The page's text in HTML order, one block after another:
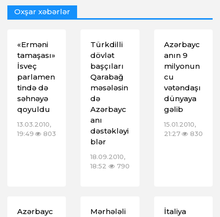
Oxşar xəbərlər
«Erməni
tamaşası»
İsveç
parlamen
tində də
səhnəyə
qoyuldu
13.03.2010,
19:49
803
Türkdilli
dövlət
başçıları
Qarabağ
məsələsin
də
Azərbayc
anı
dəstəkləyi
blər
18.09.2010,
18:52
790
Azərbayc
anın 9
milyonun
cu
vətəndaşı
dünyaya
gəlib
15.01.2010,
21:27
830
Azərbayc
Mərhələli
İtaliya